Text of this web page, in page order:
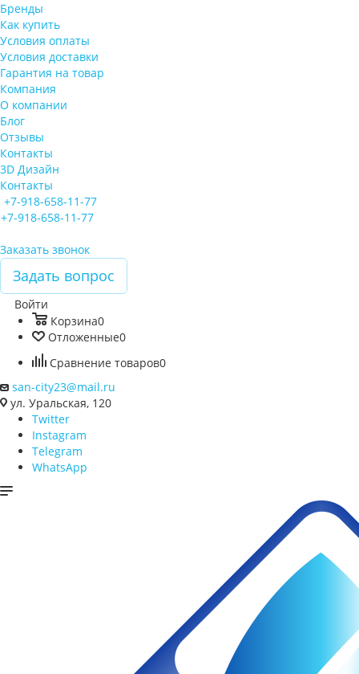
Бренды
Как купить
Условия оплаты
Условия доставки
Гарантия на товар
Компания
О компании
Блог
Отзывы
Контакты
3D Дизайн
Контакты
+7-918-658-11-77
+7-918-658-11-77
Заказать звонок
Задать вопрос
Войти
Корзина0
Отложенные0
Сравнение товаров0
san-city23@mail.ru
ул. Уральская, 120
Twitter
Instagram
Telegram
WhatsApp